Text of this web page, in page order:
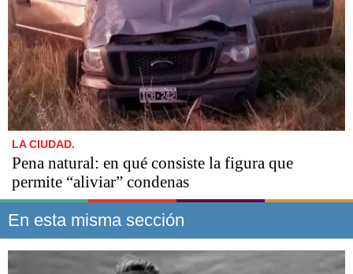
LA CIUDAD.
Pena natural: en qué consiste la figura que
permite “aliviar” condenas
En esta misma sección